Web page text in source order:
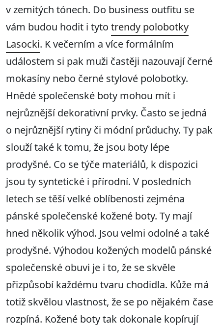
v zemitých tónech. Do business outfitu se
vám budou hodit i tyto trendy polobotky
Lasocki. K večerním a více formálním
událostem si pak muži častěji nazouvají černé
mokasíny nebo černé stylové polobotky.
Hnědé společenské boty mohou mít i
nejrůznější dekorativní prvky. Často se jedná
o nejrůznější rytiny či módní průduchy. Ty pak
slouží také k tomu, že jsou boty lépe
prodyšné. Co se týče materiálů, k dispozici
jsou ty syntetické i přírodní. V posledních
letech se těší velké oblíbenosti zejména
pánské společenské kožené boty. Ty mají
hned několik výhod. Jsou velmi odolné a také
prodyšné. Výhodou kožených modelů pánské
společenské obuvi je i to, že se skvěle
přizpůsobí každému tvaru chodidla. Kůže má
totiž skvělou vlastnost, že se po nějakém čase
rozpíná. Kožené boty tak dokonale kopírují